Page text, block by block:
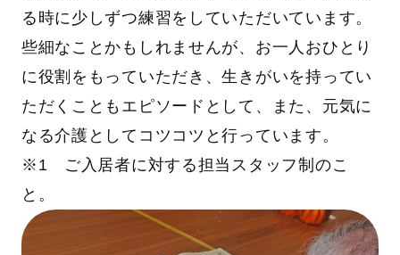
る時に少しずつ練習をしていただいています。
些細なことかもしれませんが、お一人おひとり
に役割をもっていただき、生きがいを持ってい
ただくこともエピソードとして、また、元気に
なる介護としてコツコツと行っています。
※1 ご入居者に対する担当スタッフ制のこ
と。